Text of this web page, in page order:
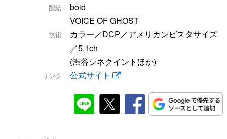
配給
boid
VOICE OF GHOST
技術
カラー／DCP／アメリカンビスタサイズ
／5.1ch
(渋谷シネクイントほか)
リンク 公式サイト